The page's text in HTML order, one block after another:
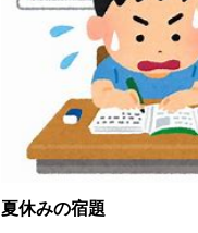
夏休みの宿題